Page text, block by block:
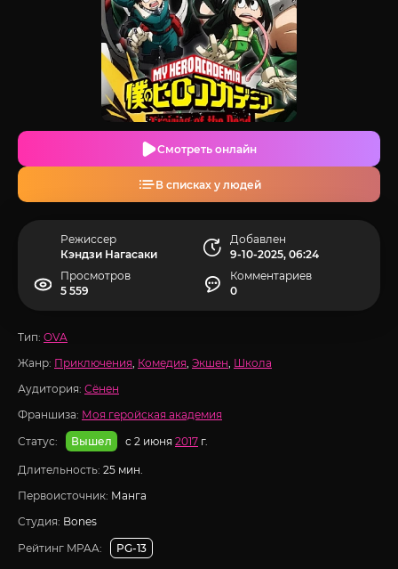
Смотреть онлайн
В списках у людей
Режиссер
Кэндзи Нагасаки
Добавлен
9-10-2025, 06:24
Просмотров
5 559
Комментариев
0
Тип: OVA
Жанр: Приключения, Комедия, Экшен, Школа
Аудитория: Сёнен
Франшиза: Моя геройская академия
Статус:
Вышел с 2 июня 2017 г.
Длительность: 25 мин.
Первоисточник: Манга
Студия: Bones
Рейтинг MPAA:
PG-13